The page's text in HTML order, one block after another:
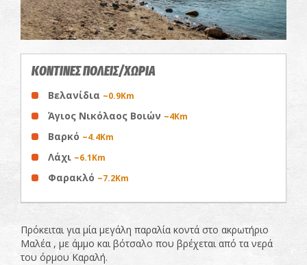
ΚΟΝΤΙΝΕΣ ΠΟΛΕΙΣ/ΧΩΡΙΑ
Βελανίδια ~0.9Km
Άγιος Νικόλαος Βοιών ~4Km
Βαρκό ~4.4Km
Λάχι ~6.1Km
Φαρακλό ~7.2Km
Πρόκειται για μία μεγάλη παραλία κοντά στο ακρωτήριο
Μαλέα , με άμμο και βότσαλο που βρέχεται από τα νερά
του όρμου Καραλή.